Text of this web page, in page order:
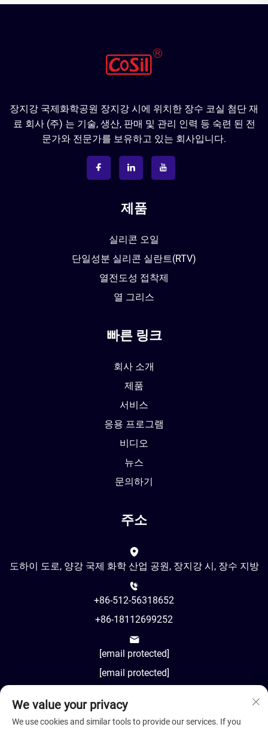
장지강 국제화학공원 장지강 시에 위치한 장수 코실 첨단 재
료 회사 (주) 는 기술, 생산, 판매 및 관리 인력 등 숙련 된 전
문가와 전문가를 보유하고 있는 회사입니다.
제품
실리콘 오일
단일성분 실리콘 실란트(RTV)
열전도성 접착제
열 그리스
빠른 링크
회사 소개
제품
서비스
응용 프로그램
비디오
뉴스
문의하기
주소
도하이 도로, 양강 국제 화학 산업 공원, 장지강 시, 장수 지방
+86-512-56318652
+86-18112699252
[email protected]
[email protected]
AM8:00-PM18:00
We value your privacy
We use cookies and similar tools to provide our services. If you